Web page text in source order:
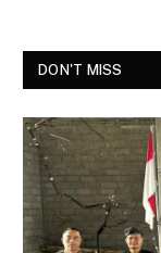
DON'T MISS